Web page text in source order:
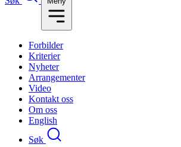
Forbilder
Kriterier
Nyheter
Arrangementer
Video
Kontakt oss
Om oss
English
Søk